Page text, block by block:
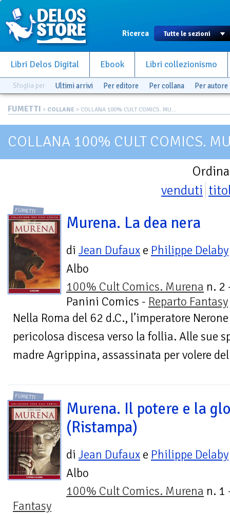
Ricerca
Libri Delos Digital Ebook Libri collezionismo
Sfoglia per Ultimi arrivi Per editore Per collana Per autore
FUMETTI > COLLANE > COLLANA 100% CULT COMICS. MU...
COLLANA 100% CULT COMICS.
venduti
FUMETTI
Murena. La dea nera
di Jean Dufaux e Philippe Delaby
Albo
100% Cult Comics. Murena n. 2
Panini Comics - Reparto Fantasy
Nella Roma del 62 d.C., l’imperatore
pericolosa discesa verso la follia. Alle sue
madre Agrippina, assassinata per volere
FUMETTI
Murena. Il potere e la
(Ristampa)
di Jean Dufaux e Philippe Delaby
Albo
100% Cult Comics. Murena n. 1
Fantasy